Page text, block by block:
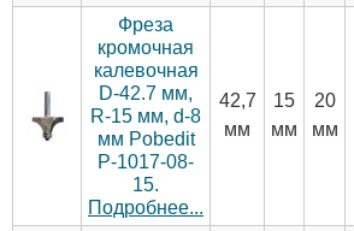
Фреза
кромочная
калевочная
D-42.7 мм,
R-15 мм, d-8
мм Pobedit
P-1017-08-
15.
Подробнее...
42,7
мм
15
мм
20
мм